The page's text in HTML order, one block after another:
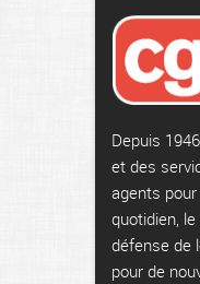
Depuis
et des
agents
quotidien,
défense de
pour de